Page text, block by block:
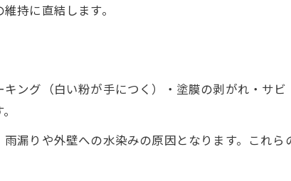
壁塗装の塗料選びが付帯部分の寿命を左右
壁塗装と付帯部分の劣化対策ポイント
持に直結します。
ング（白い粉が手につく）・塗膜の剥がれ・サ
漏りや外壁への水染みの原因となります。これ